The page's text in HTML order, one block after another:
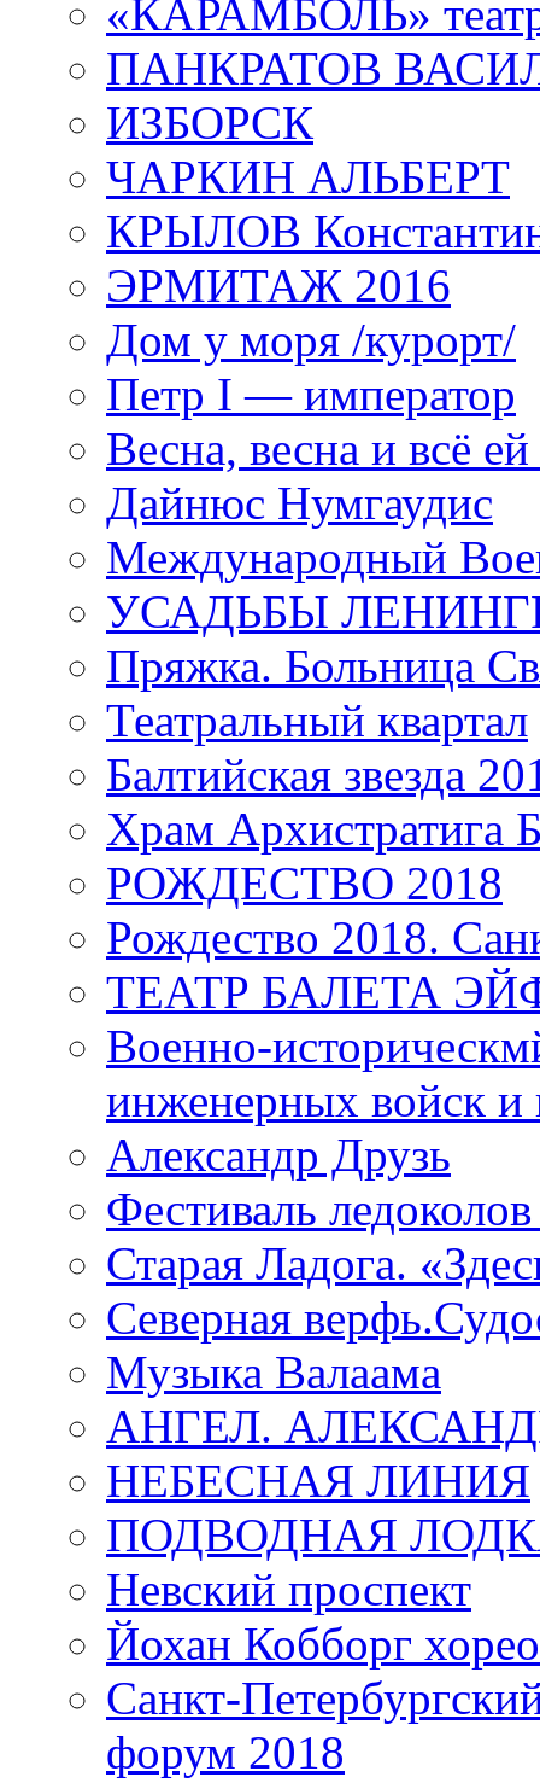
«КАРАМБОЛЬ»
ПАНКРАТОВ
ИЗБОРСК
ЧАРКИН АЛЬБЕРТ
КРЫЛОВ
ЭРМИТАЖ 2016
Дом у моря /курорт/
Петр I — император
Весна, весна и всё
Дайнюс Нумгаудис
Международный
УСАДЬБЫ
Пряжка. Больница
Театральный квартал
Балтийская звезда
Храм
РОЖДЕСТВО 2018
Рождество 2018.
ТЕАТР БАЛЕТА
Военно-
инженерных войск и
Александр Друзь
Фестиваль
Старая Ладога.
Северная
Музыка Валаама
АНГЕЛ.
НЕБЕСНАЯ ЛИНИЯ
ПОДВОДНАЯ
Невский проспект
Йохан Кобборг
Санкт-
форум 2018